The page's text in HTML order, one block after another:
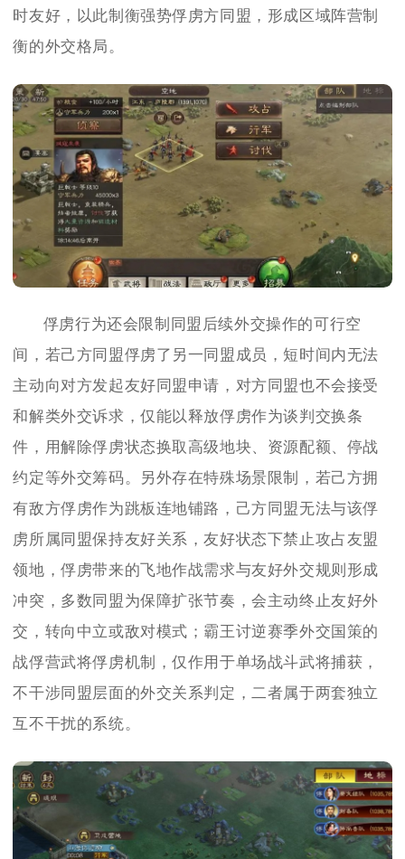
时友好，以此制衡强势俘虏方同盟，形成区域阵营制
衡的外交格局。
俘虏行为还会限制同盟后续外交操作的可行空
间，若己方同盟俘虏了另一同盟成员，短时间内无法
主动向对方发起友好同盟申请，对方同盟也不会接受
和解类外交诉求，仅能以释放俘虏作为谈判交换条
件，用解除俘虏状态换取高级地块、资源配额、停战
约定等外交筹码。另外存在特殊场景限制，若己方拥
有敌方俘虏作为跳板连地铺路，己方同盟无法与该俘
虏所属同盟保持友好关系，友好状态下禁止攻占友盟
领地，俘虏带来的飞地作战需求与友好外交规则形成
冲突，多数同盟为保障扩张节奏，会主动终止友好外
交，转向中立或敌对模式；霸王讨逆赛季外交国策的
战俘营武将俘虏机制，仅作用于单场战斗武将捕获，
不干涉同盟层面的外交关系判定，二者属于两套独立
互不干扰的系统。